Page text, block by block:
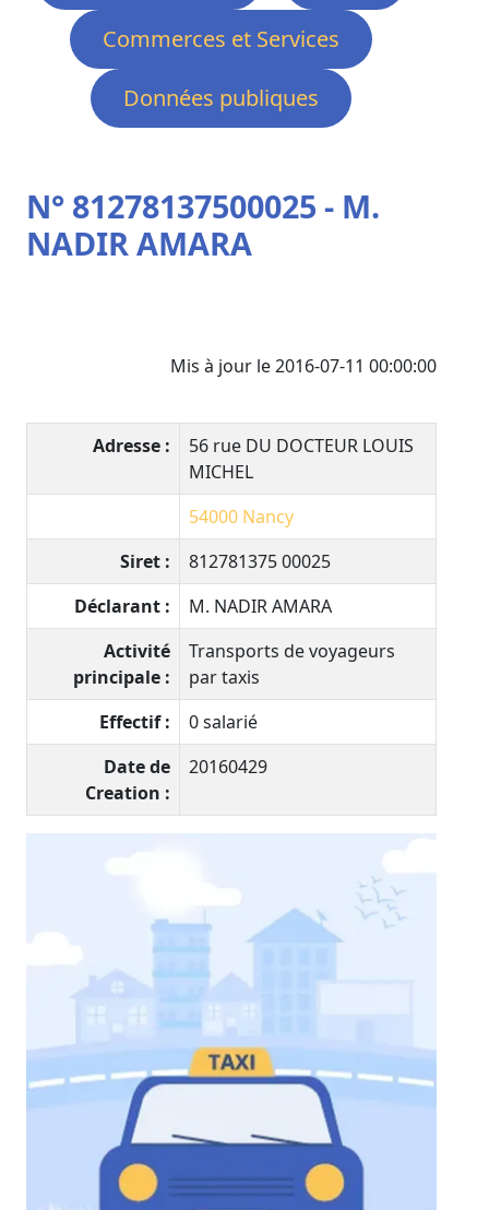
Commerces et Services
Données publiques
N° 81278137500025 - M.
NADIR AMARA
Mis à jour le 2016-07-11 00:00:00
Adresse :
56 rue DU DOCTEUR LOUIS
MICHEL
54000 Nancy
Siret :
812781375 00025
Déclarant :
M. NADIR AMARA
Activité
principale :
Transports de voyageurs
par taxis
Effectif :
0 salarié
Date de
Creation :
20160429